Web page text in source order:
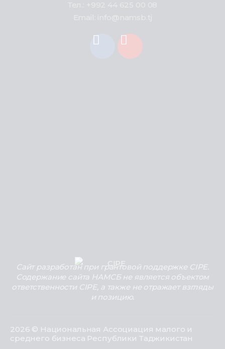
Сайт разработан при грантовой поддержке CIPE.
Содержание сайта НАМСБ не является объектом
ответственности CIPE, а также не отражает взгляды
и позицию.
2026 © Национальная Ассоциация малого и
среднего бизнеса Республики Таджикистан